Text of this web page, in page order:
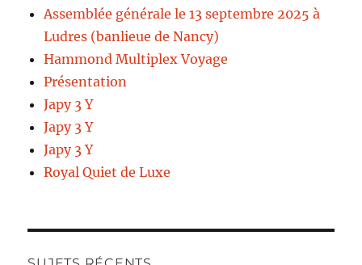
Assemblée générale le 13 septembre 2025 à
Ludres (banlieue de Nancy)
Hammond Multiplex Voyage
Présentation
Japy 3 Y
Japy 3 Y
Japy 3 Y
Royal Quiet de Luxe